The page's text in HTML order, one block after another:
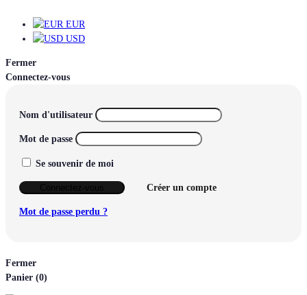
EUR
USD
Fermer
Connectez-vous
Nom d'utilisateur
Mot de passe
Se souvenir de moi
Créer un compte
Mot de passe perdu ?
Fermer
Panier (0)